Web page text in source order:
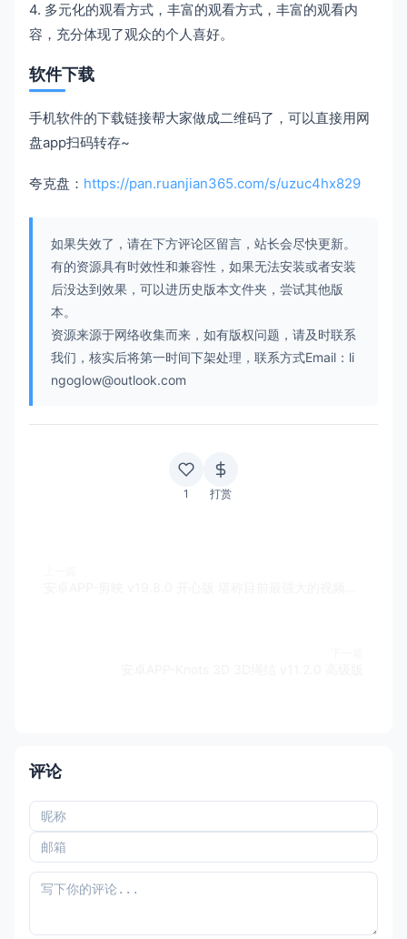
4. 多元化的观看方式，丰富的观看方式，丰富的观看内
容，充分体现了观众的个人喜好。
软件下载
手机软件的下载链接帮大家做成二维码了，可以直接用网
盘app扫码转存~
夸克盘： https://pan.ruanjian365.com/s/uzuc4hx829
如果失效了，请在下方评论区留言，站长会尽快更新。
有的资源具有时效性和兼容性，如果无法安装或者安装
后没达到效果，可以进历史版本文件夹，尝试其他版
本。
资源来源于网络收集而来，如有版权问题，请及时联系
我们，核实后将第一时间下架处理，联系方式Email：li
ngoglow@outlook.com
1 打赏
评论